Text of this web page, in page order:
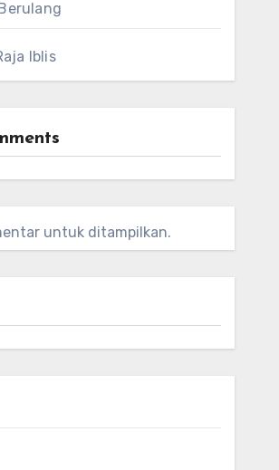
Iblis
untuk ditampilkan.